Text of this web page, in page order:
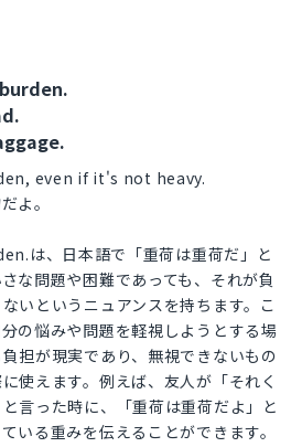
even if it's not heavy.
よ。
は、日本語で「重荷は重荷だ」と
な問題や困難であっても、それが負
いというニュアンスを持ちます。こ
の悩みや問題を軽視しようとする場
担が現実であり、無視できないもの
使えます。例えば、友人が「それく
言った時に、「重荷は重荷だよ」と
いる重みを伝えることができます。